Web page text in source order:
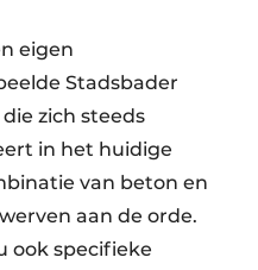
eigen
Stadsbader
zich steeds
in het huidige
van beton en
aan de orde.
ook specifieke